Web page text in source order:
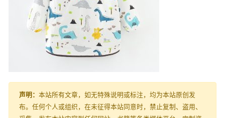
声明： 本站所有文章，如无特殊说明或标注，均为本站原创发
布。任何个人或组织，在未征得本站同意时，禁止复制、盗用、
地毯10260698337_2047120072 2022-04-10
毛毯aijiads.taobao (924)-2_tn_750.jpg_temp